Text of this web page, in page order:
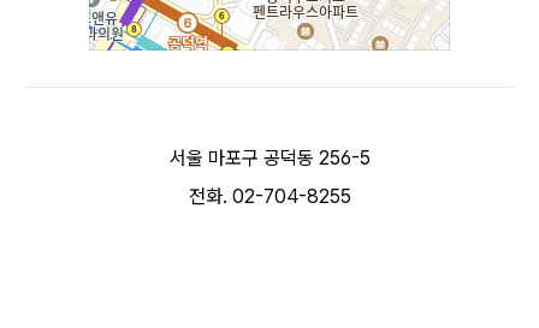
서울 마포구 공덕동 256-5
전화. 02-704-8255